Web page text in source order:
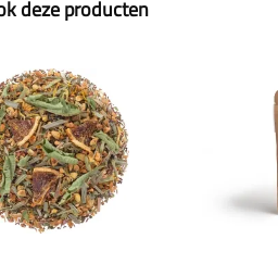
deze producten